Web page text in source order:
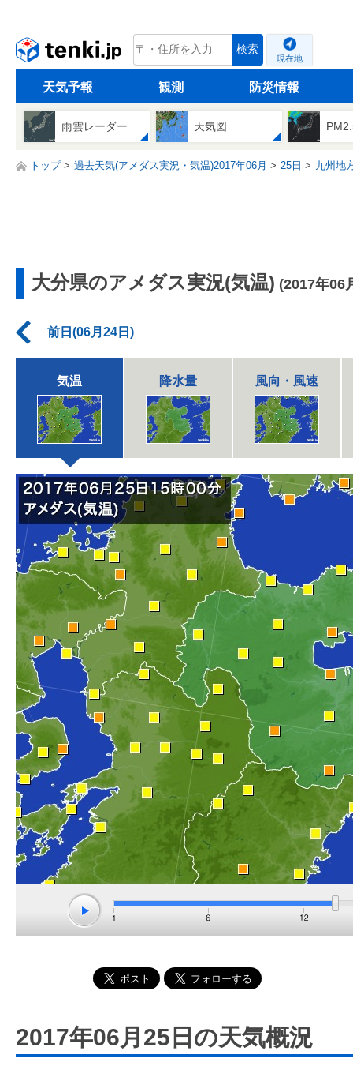
tenki.jp 検索
現在地
天気予報 観測 防災情報
雨雲レーダー 天気図
トップ 過去天気(アメダス実況・気温)2017年06月 25日 九州地
大分県のアメダス実況(気温) (2017年06
前日(06月24日)
気温 降水量 風向・風速
2017年06月25日の天気概況